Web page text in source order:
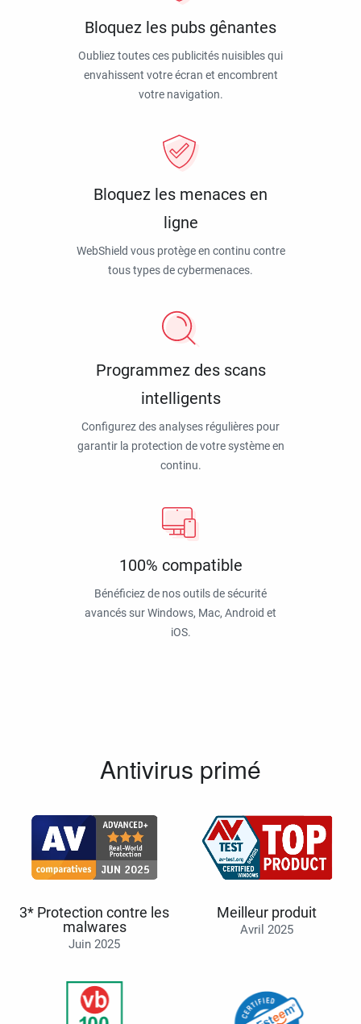
Bloquez les pubs gênantes
Oubliez toutes ces publicités nuisibles qui
envahissent votre écran et encombrent
votre navigation.
Bloquez les menaces en
ligne
WebShield vous protège en continu contre
tous types de cybermenaces.
Programmez des scans
intelligents
Configurez des analyses régulières pour
garantir la protection de votre système en
continu.
100% compatible
Bénéficiez de nos outils de sécurité
avancés sur Windows, Mac, Android et
iOS.
Antivirus primé
3* Protection contre les
malwares
Juin 2025
Meilleur produit
Avril 2025